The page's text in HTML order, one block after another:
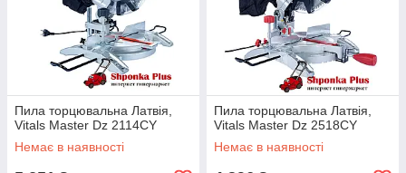
Пила торцювальна Латвія,
Vitals Master Dz 2114CY
Немає в наявності
Пила торцювальна Латвія,
Vitals Master Dz 2518CY
Немає в наявності